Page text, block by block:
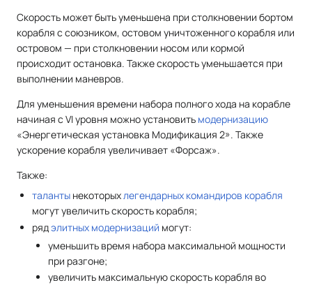
Скорость может быть уменьшена при столкновении бортом
корабля с союзником, остовом уничтоженного корабля или
островом — при столкновении носом или кормой
происходит остановка. Также скорость уменьшается при
выполнении маневров.
Для уменьшения времени набора полного хода на корабле
начиная с VI уровня можно установить модернизацию
«Энергетическая установка Модификация 2». Также
ускорение корабля увеличивает «Форсаж».
Также:
таланты некоторыхлегендарных командиров корабля
могут увеличить скорость корабля;
рядэлитных модернизаций могут:
уменьшить время набора максимальной мощности
при разгоне;
увеличить максимальную скорость корабля во